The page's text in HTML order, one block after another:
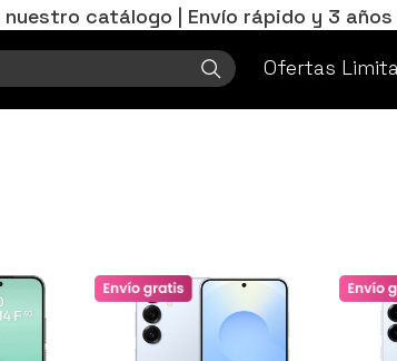
nuestro catálogo | Envío rápido y 3
Ofertas